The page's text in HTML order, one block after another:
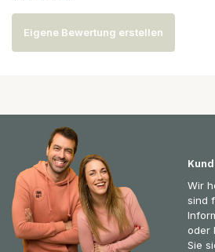
Eigene Bewertung erstellen
Wir
sind
oder
Sie